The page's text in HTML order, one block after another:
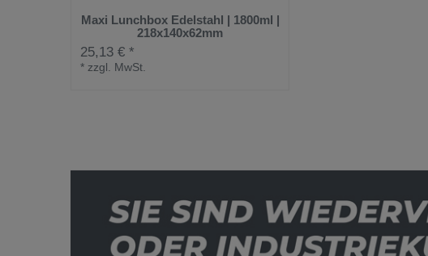
Maxi Lunchbox Edelstahl | 1800ml |
218x140x62mm
25,13 € *
* zzgl. MwSt.